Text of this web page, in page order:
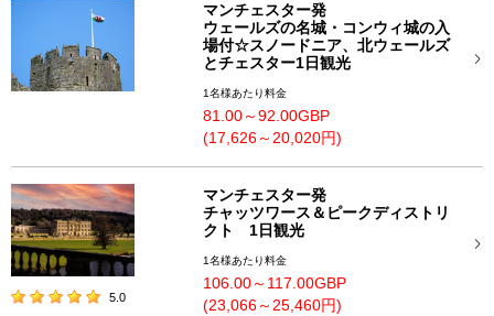
マンチェスター発
ウェールズの名城・コンウィ城の入
場付☆スノードニア、北ウェールズ
とチェスター1日観光
1名様あたり料金
81.00～92.00GBP
(17,626～20,020円)
5.0
マンチェスター発
チャッツワース＆ピークディストリ
クト 1日観光
1名様あたり料金
106.00～117.00GBP
(23,066～25,460円)